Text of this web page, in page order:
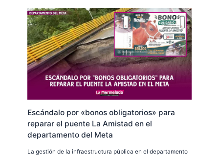
Escándalo por «bonos obligatorios» para
reparar el puente La Amistad en el
departamento del Meta
La gestión de la infraestructura pública en el departamento